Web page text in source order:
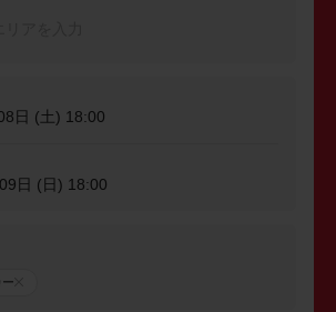
日 (土) 18:00
日 (日) 18:00